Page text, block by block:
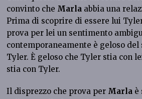
convinto che Marla abbia una
Prima di scoprire di essere lui
prova per lei un sentimento
contemporaneamente è geloso del
Tyler. È geloso che Tyler stia con
stia con Tyler.
Il disprezzo che prova per Marla è